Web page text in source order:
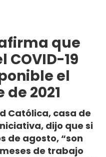
que
19
el
2021
Católica, casa de
dijo que si
de agosto, “son
de trabajo